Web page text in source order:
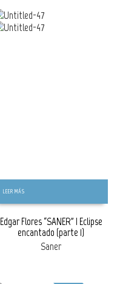
LEER MÁS
Edgar Flores “SANER” | Eclipse
encantado (parte 1)
Saner